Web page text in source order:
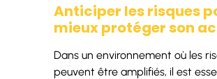
Anticiper les risques
mieux protéger son
Dans un environnement où les
peuvent être amplifiés, il est